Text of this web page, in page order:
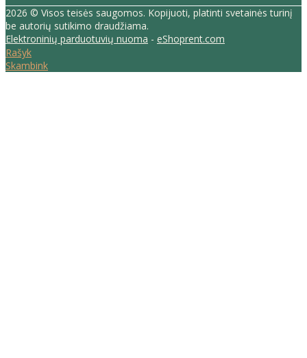
2026 © Visos teisės saugomos. Kopijuoti, platinti svetainės turinį
be autorių sutikimo draudžiama.
Elektroninių parduotuvių nuoma - eShoprent.com
Rašyk
Skambink